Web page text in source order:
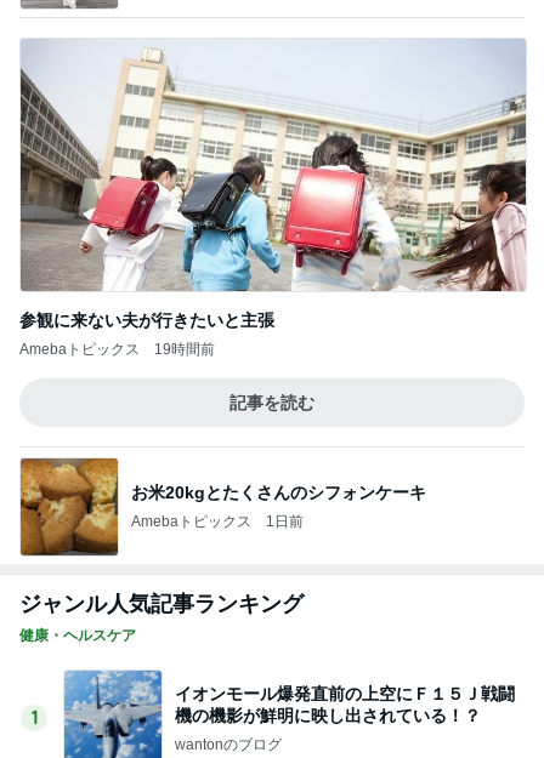
お米20kgとたくさんのシフォンケーキ
Amebaトピックス 1日前
ジャンル人気記事ランキング
健康・ヘルスケア
イオンモール爆発直前の上空にＦ１５Ｊ戦闘
機の機影が鮮明に映し出されている！？
wantonのブログ
2
あなたの身体は食べ物で創られている
3
備蓄の食料は普段使えるものを！